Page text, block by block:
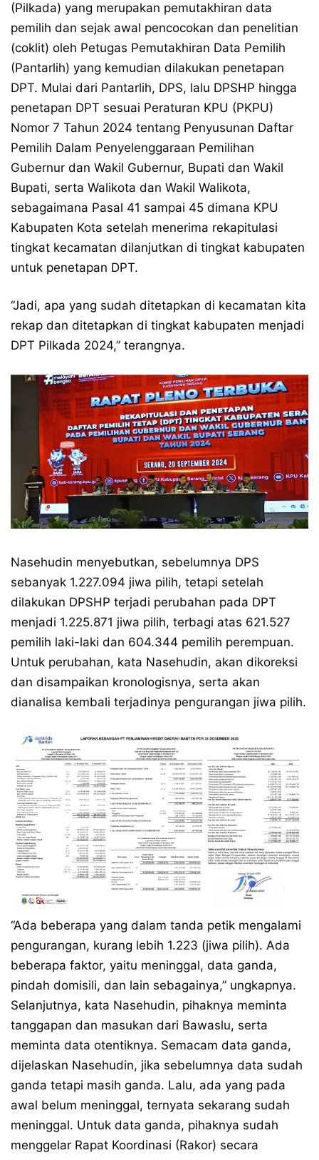
(Pilkada) yang merupakan pemutakhiran data
pemilih dan sejak awal pencocokan dan penelitian
(coklit) oleh Petugas Pemutakhiran Data Pemilih
(Pantarlih) yang kemudian dilakukan penetapan
DPT. Mulai dari Pantarlih, DPS, lalu DPSHP hingga
penetapan DPT sesuai Peraturan KPU (PKPU)
Nomor 7 Tahun 2024 tentang Penyusunan Daftar
Pemilih Dalam Penyelenggaraan Pemilihan
Gubernur dan Wakil Gubernur, Bupati dan Wakil
Bupati, serta Walikota dan Wakil Walikota,
sebagaimana Pasal 41 sampai 45 dimana KPU
Kabupaten Kota setelah menerima rekapitulasi
tingkat kecamatan dilanjutkan di tingkat kabupaten
untuk penetapan DPT.
“Jadi, apa yang sudah ditetapkan di kecamatan kita
rekap dan ditetapkan di tingkat kabupaten menjadi
DPT Pilkada 2024,” terangnya.
Nasehudin menyebutkan, sebelumnya DPS
sebanyak 1.227.094 jiwa pilih, tetapi setelah
dilakukan DPSHP terjadi perubahan pada DPT
menjadi 1.225.871 jiwa pilih, terbagi atas 621.527
pemilih laki-laki dan 604.344 pemilih perempuan.
Untuk perubahan, kata Nasehudin, akan dikoreksi
dan disampaikan kronologisnya, serta akan
dianalisa kembali terjadinya pengurangan jiwa pilih.
“Ada beberapa yang dalam tanda petik mengalami
pengurangan, kurang lebih 1.223 (jiwa pilih). Ada
beberapa faktor, yaitu meninggal, data ganda,
pindah domisili, dan lain sebagainya,” ungkapnya.
Selanjutnya, kata Nasehudin, pihaknya meminta
tanggapan dan masukan dari Bawaslu, serta
meminta data otentiknya. Semacam data ganda,
dijelaskan Nasehudin, jika sebelumnya data sudah
ganda tetapi masih ganda. Lalu, ada yang pada
awal belum meninggal, ternyata sekarang sudah
meninggal. Untuk data ganda, pihaknya sudah
menggelar Rapat Koordinasi (Rakor) secara